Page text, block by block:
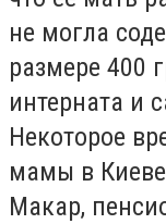
не могла
размере 400
интерната и
Некоторое
мамы в
Макар,